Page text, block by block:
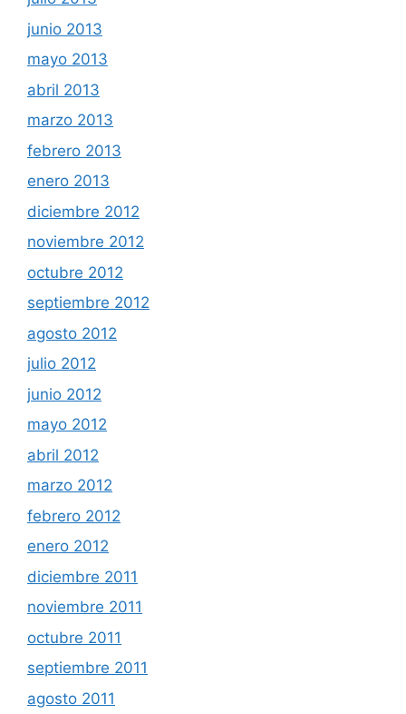
junio 2013
mayo 2013
abril 2013
marzo 2013
febrero 2013
enero 2013
diciembre 2012
noviembre 2012
octubre 2012
septiembre 2012
agosto 2012
julio 2012
junio 2012
mayo 2012
abril 2012
marzo 2012
febrero 2012
enero 2012
diciembre 2011
noviembre 2011
octubre 2011
septiembre 2011
agosto 2011